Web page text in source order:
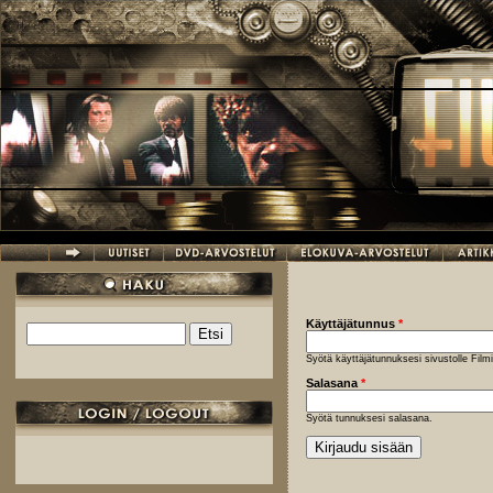
Hyppää pääsisältöön
Hakulomake
Käyttäjätunnus *
Syötä käyttäjätunnuksesi sivustolle
Salasana *
Syötä tunnuksesi salasana.